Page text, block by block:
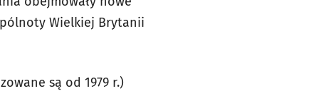
Wielkiej Brytanii
są od 1979 r.)